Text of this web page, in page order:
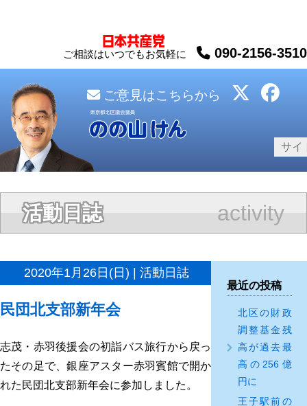
ご相談はいつでもお気軽に 090-2156-3510
ご意見はこちらから
活動日誌 activity
2020年1月26日(日) | 活動日誌
民団北支部新年会
志茂・赤羽後援会の初詣バス旅行から戻っ
たその足で、銀座アスター赤羽賓館で開か
れた民団北支部新年会に参加しました。
最近の投稿
北区の財政
調整基金残
高が過去最
高の256億
円に
王子駅前の